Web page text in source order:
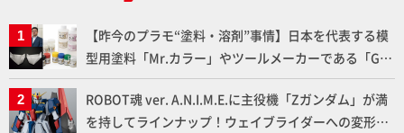
【昨今のプラモ“塗料・溶剤”事情】日本を代表する模
型用塗料「Mr.カラー」やツールメーカーである「GSI
クレオス」が語るラッカー塗料の未来とは？
ROBOT魂 ver. A.N.I.M.E.に主役機「Zガンダム」が満
を持してラインナップ！ウェイブライダーへの変形、